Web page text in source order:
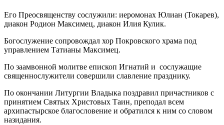
Его Преосвященству сослужили: иеромонах Юлиан (Токарев),
диакон Родион Максимец, диакон Илия Кулик.
Богослужение сопровождал хор Покровского храма под
управлением Татианы Максимец.
По заамвонной молитве епископ Игнатий и сослужащие
священнослужители совершили славление празднику.
По окончании Литургии Владыка поздравил причастников с
принятием Святых Христовых Таин, преподал всем
архипастырское благословение и обратился к ним со словом
назидания.